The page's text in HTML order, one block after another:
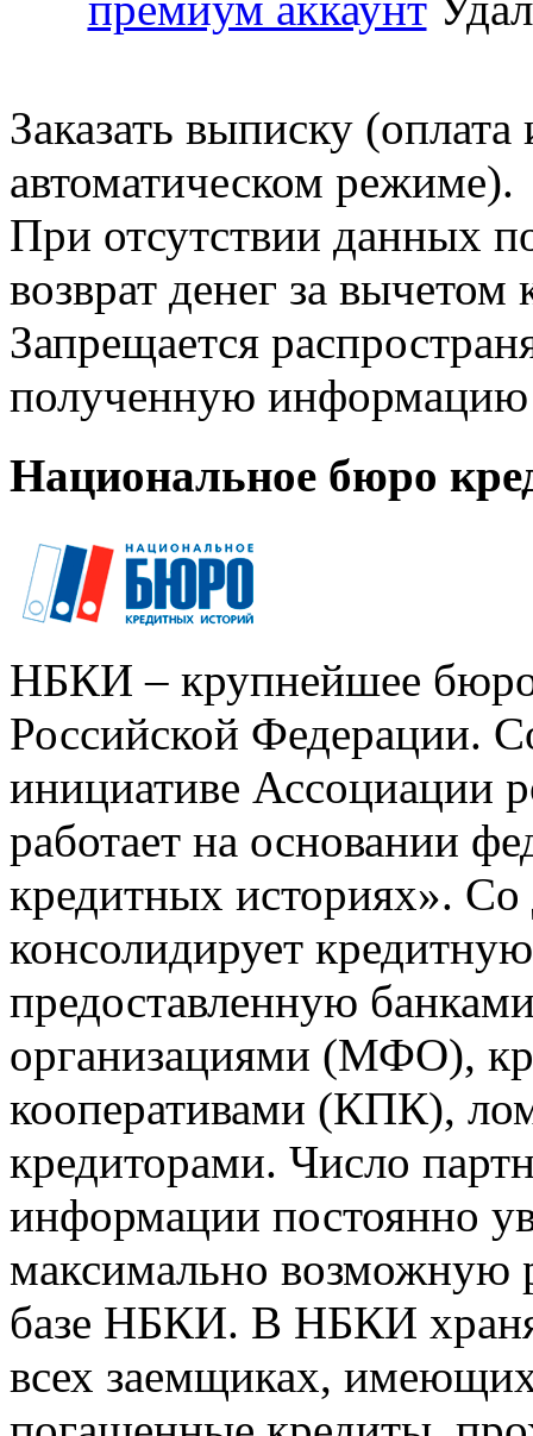
Заказать выписку
автоматическом режиме).
При отсутствии данных
возврат денег за
Запрещается
полученную информацию
Национальное бюро
НБКИ – крупнейшее
Российской Федерации.
инициативе Ассоциации
работает на основании
кредитных историях».
консолидирует
предоставленную
организациями (МФО),
кооперативами (КПК),
кредиторами. Число
информации постоянно
максимально возможную
базе НБКИ. В НБКИ
всех заемщиках,